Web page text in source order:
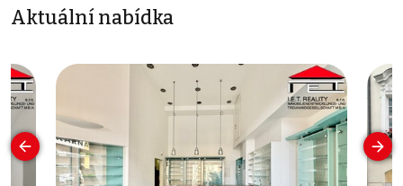
Aktuální nabídka